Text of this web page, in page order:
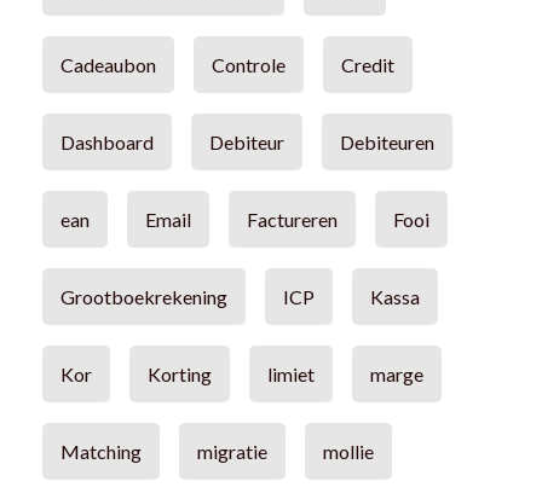
Cadeaubon Controle Credit
Dashboard Debiteur Debiteuren
ean Email Factureren Fooi
Grootboekrekening ICP Kassa
Kor Korting limiet marge
Matching migratie mollie